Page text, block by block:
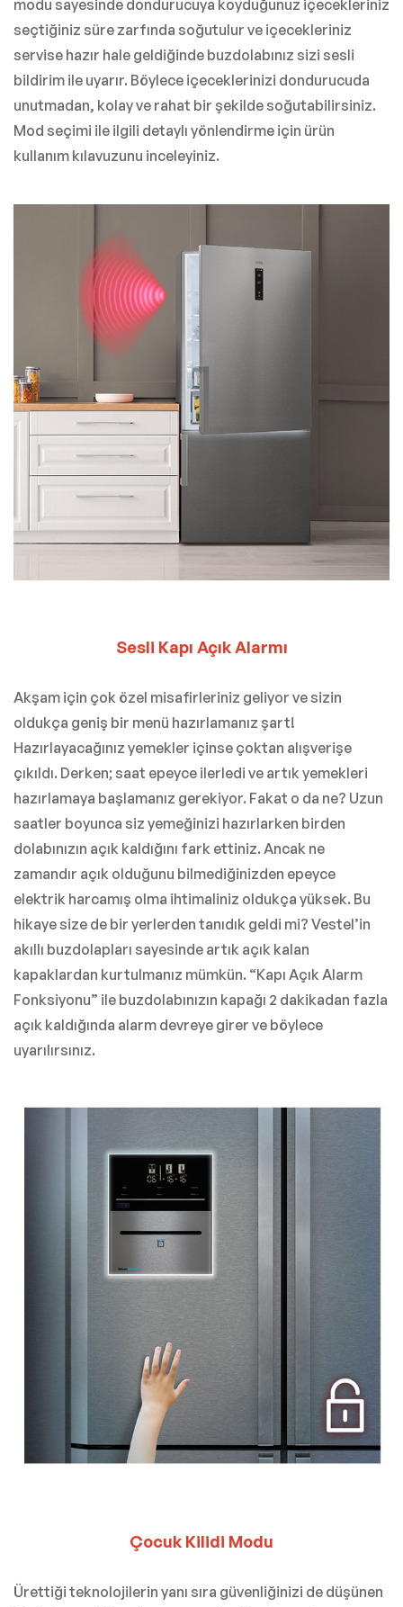
modu sayesinde dondurucuya koyduğunuz içecekleriniz
seçtiğiniz süre zarfında soğutulur ve içecekleriniz
servise hazır hale geldiğinde buzdolabınız sizi sesli
bildirim ile uyarır. Böylece içeceklerinizi dondurucuda
unutmadan, kolay ve rahat bir şekilde soğutabilirsiniz.
Mod seçimi ile ilgili detaylı yönlendirme için ürün
kullanım kılavuzunu inceleyiniz.
Sesli Kapı Açık Alarmı
Akşam için çok özel misafirleriniz geliyor ve sizin
oldukça geniş bir menü hazırlamanız şart!
Hazırlayacağınız yemekler içinse çoktan alışverişe
çıkıldı. Derken; saat epeyce ilerledi ve artık yemekleri
hazırlamaya başlamanız gerekiyor. Fakat o da ne? Uzun
saatler boyunca siz yemeğinizi hazırlarken birden
dolabınızın açık kaldığını fark ettiniz. Ancak ne
zamandır açık olduğunu bilmediğinizden epeyce
elektrik harcamış olma ihtimaliniz oldukça yüksek. Bu
hikaye size de bir yerlerden tanıdık geldi mi? Vestel’in
akıllı buzdolapları sayesinde artık açık kalan
kapaklardan kurtulmanız mümkün. “Kapı Açık Alarm
Fonksiyonu” ile buzdolabınızın kapağı 2 dakikadan fazla
açık kaldığında alarm devreye girer ve böylece
uyarılırsınız.
Çocuk Kilidi Modu
Ürettiği teknolojilerin yanı sıra güvenliğinizi de düşünen